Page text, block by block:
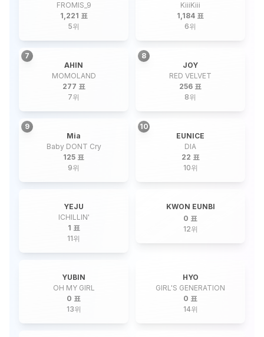
FROMIS_9
1,221 표
5위
KiiiKiii
1,184 표
6위
7
AHIN
MOMOLAND
277 표
7위
8
JOY
RED VELVET
256 표
8위
9
Mia
Baby DONT Cry
125 표
9위
10
EUNICE
DIA
22 표
10위
YEJU
ICHILLIN'
1 표
11위
KWON EUNBI
0 표
12위
YUBIN
OH MY GIRL
0 표
13위
HYO
GIRL'S GENERATION
0 표
14위